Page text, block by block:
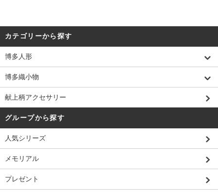
カテゴリーから探す
博多人形
博多織小物
献上柄アクセサリー
グループから探す
人気シリーズ
メモリアル
プレゼント